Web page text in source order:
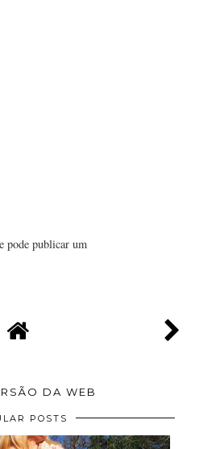
pode publicar um
DA WEB
POSTS